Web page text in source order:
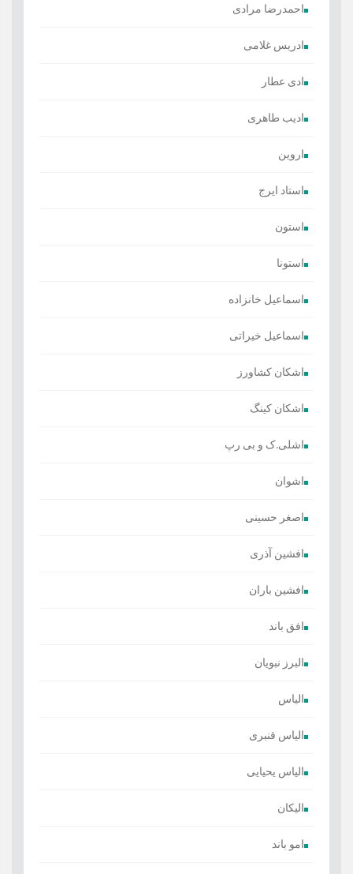
احمدرضا مرادی
ادریس غلامی
ادی عطار
ادیب طاهری
اروین
استاد ایرج
استون
استونا
اسماعیل خانزاده
اسماعیل خیراتی
اشکان کشاورز
اشکان کینگ
اشلی.ک و بی رپ
اشوان
اصغر حسینی
افشین آذری
افشین باران
افق باند
البرز نبویان
الیاس
الیاس قنبرى
الیاس یحیایی
الیکان
امو باند